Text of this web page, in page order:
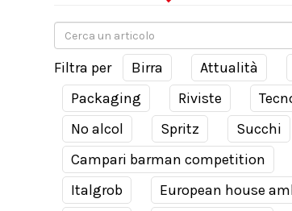
Filtra per Birra Attualità
Packaging
Riviste
No alcol
Spritz Succhi
Campari barman competition
Italgrob
European house